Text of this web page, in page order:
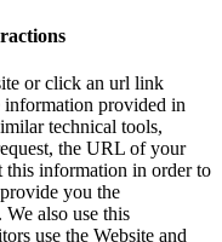
or click an url link
information provided in
technical tools,
the URL of your
this information in order to
you the
also use this
use the Website and